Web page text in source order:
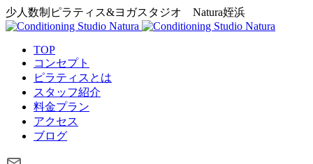
少人数制ピラティス&ヨガスタジオ Natura姪浜
TOP
コンセプト
ピラティスとは
スタッフ紹介
料金プラン
アクセス
ブログ